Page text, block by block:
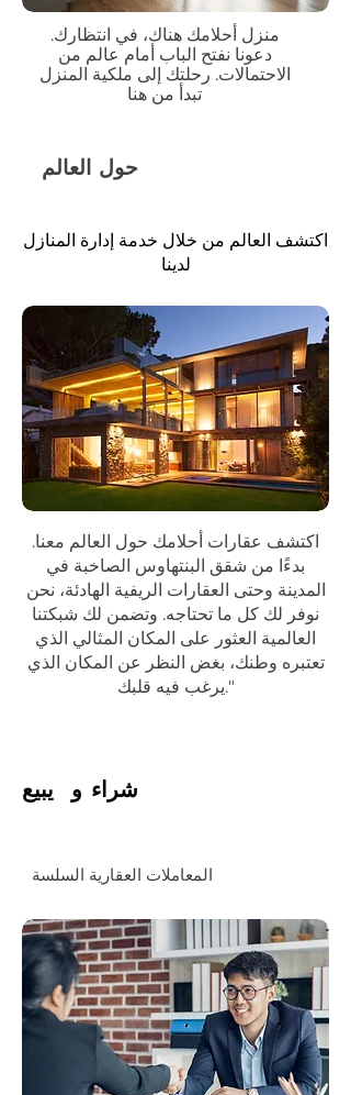
منزل أحلامك هناك، في انتظارك.
دعونا نفتح الباب أمام عالم من
الاحتمالات. رحلتك إلى ملكية المنزل
تبدأ من هنا
حول العالم
اكتشف العالم من خلال خدمة إدارة المنازل
لدينا
اكتشف عقارات أحلامك حول العالم معنا.
بدءًا من شقق البنتهاوس الصاخبة في
المدينة وحتى العقارات الريفية الهادئة، نحن
نوفر لك كل ما تحتاجه. وتضمن لك شبكتنا
العالمية العثور على المكان المثالي الذي
تعتبره وطنك، بغض النظر عن المكان الذي
يرغب فيه قلبك."
شراء و يبيع
المعاملات العقارية السلسة